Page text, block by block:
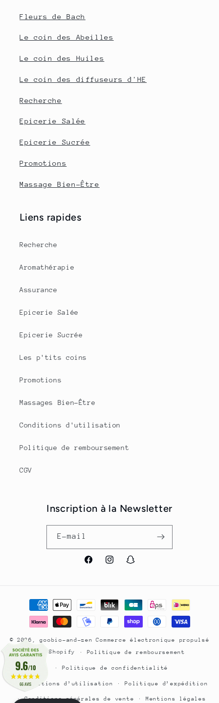
Fleurs de Bach
Le coin des Abeilles
Le coin des Huiles
Le coin des diffuseurs d'HE
Recherche
Epicerie Salée
Epicerie Sucrée
Promotions
Massage Bien-Être
Liens rapides
Recherche
Aromathérapie
Assurance
Epicerie Salée
Epicerie Sucrée
Les p'tits coins
Promotions
Massages Bien-Être
Conditions d'utilisation
Politique de remboursement
CGV
Inscription à la Newsletter
E-mail
FacebookInstagramSnapchat
Moyens
paiement
© 2026,goobio-and-zen
Commerce électronique propulsé
par Shopify
Politique de remboursement
Politique de confidentialité
Conditions d’utilisation Politique d’expédition
Conditions générales de vente Mentions légales
9.6/10
66 AVIS